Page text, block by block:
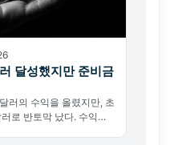
달성했지만 준비금
러의 수익을 올렸지만, 초
로 반토막 났다. 수익보